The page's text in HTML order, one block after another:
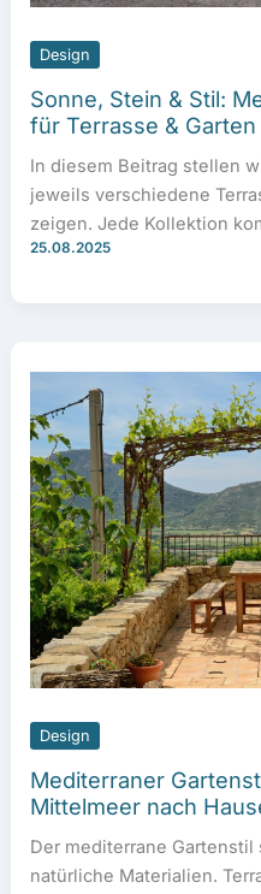
Design
Sonne, Stein & Stil:
für Terrasse & Garten
In diesem Beitrag stellen
jeweils verschiedene
zeigen. Jede Kollektion
25.08.2025
Design
Mediterraner
Mittelmeer nach
Der mediterrane
natürliche Materialien.